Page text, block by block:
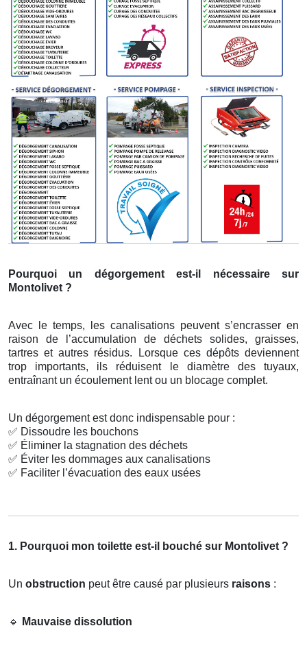
Pourquoi un dégorgement est-il nécessaire sur
Montolivet ?
Avec le temps, les canalisations peuvent s’encrasser en
raison de l’accumulation de déchets solides, graisses,
tartres et autres résidus. Lorsque ces dépôts deviennent
trop importants, ils réduisent le diamètre des tuyaux,
entraînant un écoulement lent ou un blocage complet.
Un dégorgement est donc indispensable pour :
✅ Dissoudre les bouchons
✅ Éliminer la stagnation des déchets
✅ Éviter les dommages aux canalisations
✅ Faciliter l’évacuation des eaux usées
1. Pourquoi mon toilette est-il bouché sur Montolivet ?
Un obstruction peut être causé par plusieurs raisons :
🔹 Mauvaise dissolution